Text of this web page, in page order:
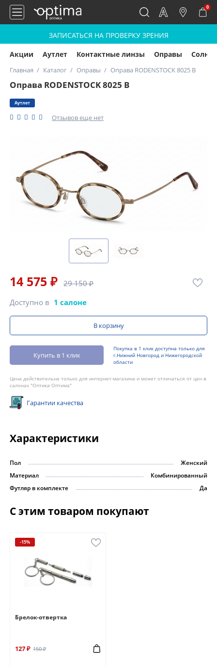
0
ЗАПИСАТЬСЯ НА ПРОВЕРКУ ЗРЕНИЯ
Акции Аутлет Контактные линзы Оправы
Главная Каталог Оправы Оправа RODENSTOCK 8025 В
Оправа RODENSTOCK 8025 В
Аутлет
Отзывов еще нет
14 575 ₽ 29 150 ₽
Доступно в 1 салоне
В корзину
Купить в 1 клик
Покупка в 1 клик доступна только для
г.Нижний Новгород и Нижегородской
области
Цена действительна только для интернет-магазина и может отличаться от цен в
салонах "Оптика Оптима"
Гарантии качества
Характеристики
Пол
Женский
Материал
Комбинированный
Футляр в комплекте
Да
С этим товаром покупают
-15%
Брелок-отвертка
127 ₽ 150 ₽